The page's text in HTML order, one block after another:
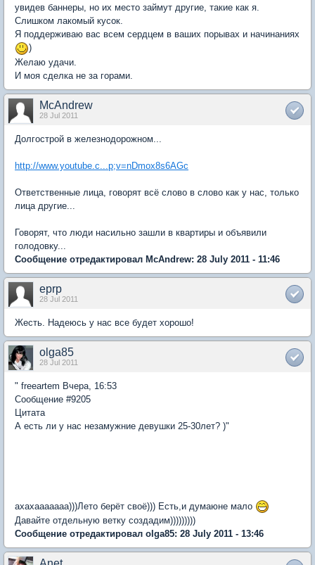
увидев баннеры, но их место займут другие, такие как я.
Слишком лакомый кусок.
Я поддерживаю вас всем сердцем в ваших порывах и начинаниях
)
Желаю удачи.
И моя сделка не за горами.
McAndrew
28 Jul 2011
Долгострой в железнодорожном...
http://www.youtube.c...p;v=nDmox8s6AGc
Ответственные лица, говорят всё слово в слово как у нас, только
лица другие...
Говорят, что люди насильно зашли в квартиры и объявили
голодовку...
Сообщение отредактировал McAndrew: 28 July 2011 - 11:46
eprp
28 Jul 2011
Жесть. Надеюсь у нас все будет хорошо!
olga85
28 Jul 2011
" freeartem Вчера, 16:53
Сообщение #9205
Цитата
А есть ли у нас незамужние девушки 25-30лет? )"
ахахааааааа)))Лето берёт своё))) Есть,и думаюне мало
Давайте отдельную ветку создадим)))))))))
Сообщение отредактировал olga85: 28 July 2011 - 13:46